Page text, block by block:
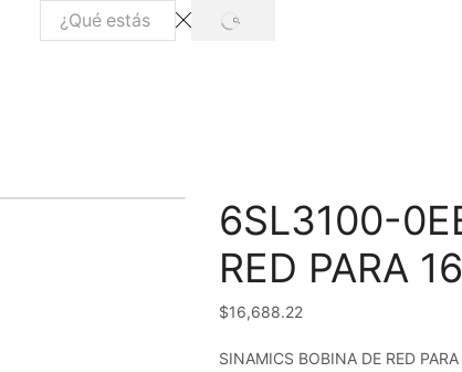
Search
SEARCH
6SL3100-
RED PARA
$16,688.22
SINAMICS BOBINA DE RED